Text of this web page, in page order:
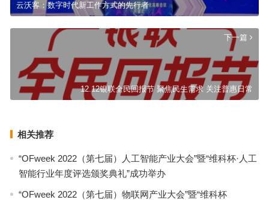
云沃客：数字时代新工作方式的先行者
下一篇
12.12银联全民回报节 聚焦民生需求 关注普惠日常
相关推荐
“OFweek 2022（第七届）人工智能产业大会”暨“维科杯·人工
智能行业年度评选颁奖典礼”成功举办
“OFweek 2022（第七届）物联网产业大会”暨“维科杯